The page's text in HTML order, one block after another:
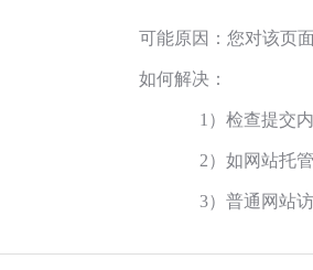
可能原因：您对该页
如何解决：
1）检查提交
2）如网站托
3）普通网站